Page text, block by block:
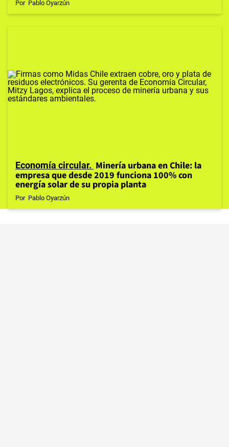
Por Pablo Oyarzún
Economía circular Minería urbana en Chile: la
empresa que desde 2019 funciona 100% con
energía solar de su propia planta
Por Pablo Oyarzún